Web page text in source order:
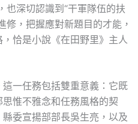
也深切認識到“干軍隊伍的扶
，把握應對新題目的才能，
恰是小說《在田野里》主人
一任務包括雙重意義：它既
惟不雅念和任務風格的契
委宣揚部部長吳生亮，以及